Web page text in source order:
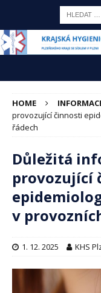
HOME
provozující činnosti
řádech
Důležitá
provozující
v
1. 12. 2025 KHS